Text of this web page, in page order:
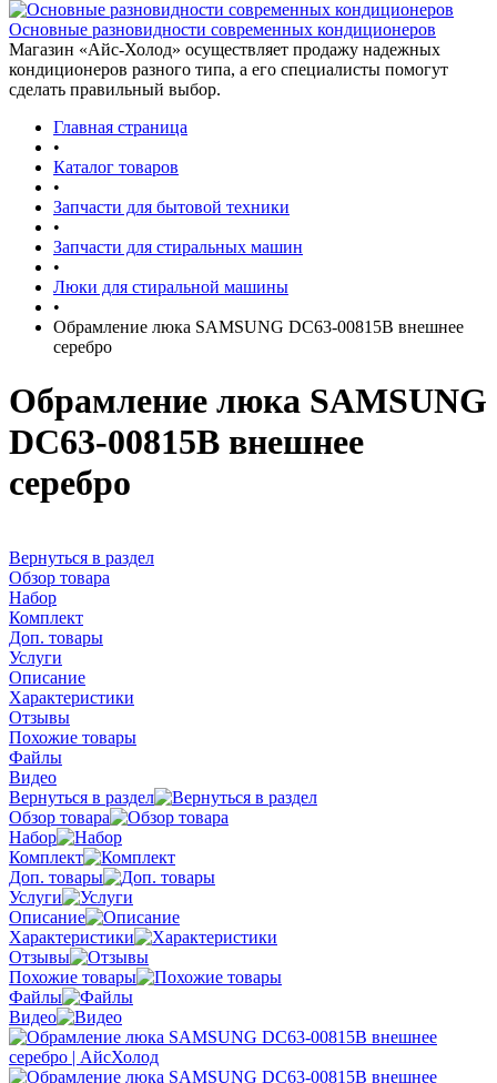
Основные разновидности современных кондиционеров
Магазин «Айс-Холод» осуществляет продажу надежных
кондиционеров разного типа, а его специалисты помогут
сделать правильный выбор.
Главная страница
•
Каталог товаров
•
Запчасти для бытовой техники
•
Запчасти для стиральных машин
•
Люки для стиральной машины
•
Обрамление люка SAMSUNG DC63-00815B внешнее
серебро
Обрамление люка SAMSUNG
DC63-00815B внешнее
серебро
Вернуться в раздел
Обзор товара
Набор
Комплект
Доп. товары
Услуги
Описание
Характеристики
Отзывы
Похожие товары
Файлы
Видео
Вернуться в раздел
Обзор товара
Набор
Комплект
Доп. товары
Услуги
Описание
Характеристики
Отзывы
Похожие товары
Файлы
Видео